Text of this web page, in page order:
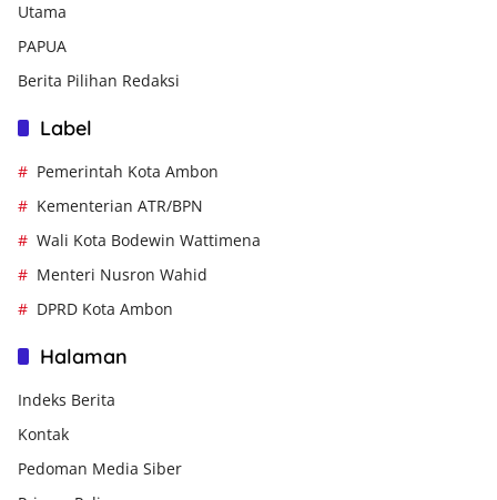
Utama
PAPUA
Berita Pilihan Redaksi
Label
Pemerintah Kota Ambon
Kementerian ATR/BPN
Wali Kota Bodewin Wattimena
Menteri Nusron Wahid
DPRD Kota Ambon
Halaman
Indeks Berita
Kontak
Pedoman Media Siber